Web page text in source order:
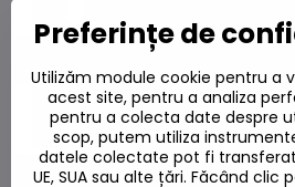
61,15 L
Ulei de susan Ottogi
Pe stoc
90,72 L
Preferințe de
Utilizăm module cookie pentru a
acest site, pentru a analiza
pentru a colecta date despre
scop, putem utiliza
datele colectate pot fi
UE, SUA sau alte țări. Făcând clic